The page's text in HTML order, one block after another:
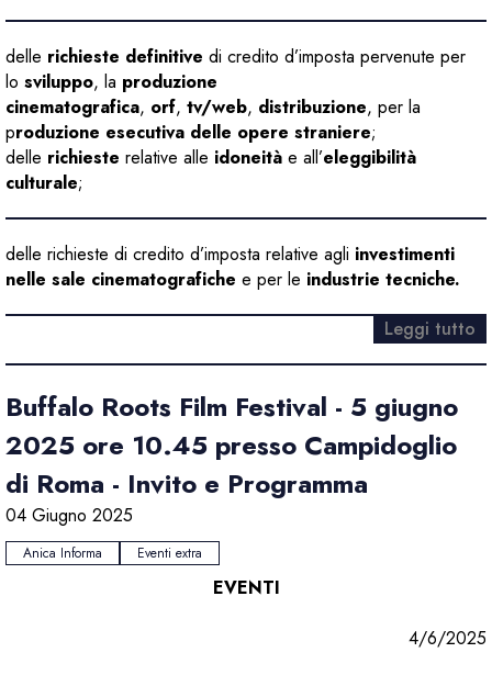
delle richieste definitive di credito d’imposta pervenute per
lo sviluppo, la produzione
cinematografica, orf, tv/web, distribuzione, per la
produzione esecutiva delle opere straniere;
delle richieste relative alle idoneità e all’eleggibilità
culturale;
delle richieste di credito d’imposta relative agli investimenti
nelle sale cinematografiche e per le industrie tecniche.
Leggi tutto
Buffalo Roots Film Festival - 5 giugno
2025 ore 10.45 presso Campidoglio
di Roma - Invito e Programma
04 Giugno 2025
Anica Informa Eventi extra
EVENTI
4/6/2025